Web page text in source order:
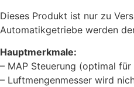
Dieses Produkt ist nur zu
Automatikgetriebe werden
Hauptmerkmale:
– MAP Steuerung (optimal für
– Luftmengenmesser wird